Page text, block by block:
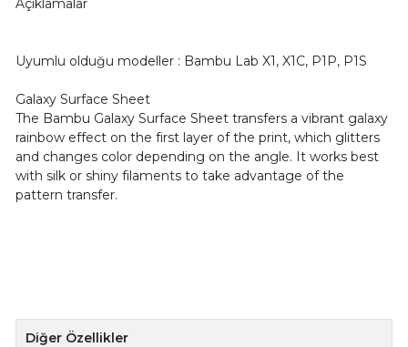
Açıklamalar
Uyumlu olduğu modeller : Bambu Lab X1, X1C, P1P, P1S
Galaxy Surface Sheet
The Bambu Galaxy Surface Sheet transfers a vibrant galaxy
rainbow effect on the first layer of the print, which glitters
and changes color depending on the angle. It works best
with silk or shiny filaments to take advantage of the
pattern transfer.
Diğer Özellikler